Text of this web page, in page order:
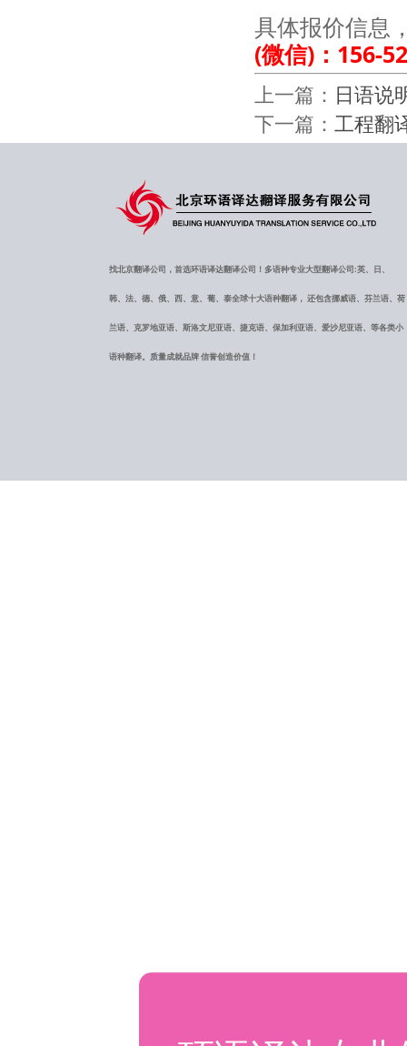
具体报价信息
(微信)：156-
上一篇： 日语说
下一篇： 工程翻
找北京翻译公司，首选环语译达翻译公司！多语种专业大型翻译公司:英、日、
韩、法、德、俄、西、意、葡、泰全球十大语种翻译， 还包含挪威语、芬兰语、荷
兰语、克罗地亚语、斯洛文尼亚语、捷克语、保加利亚语、爱沙尼亚语、等各类小
语种翻译。质量成就品牌 信誉创造价值！